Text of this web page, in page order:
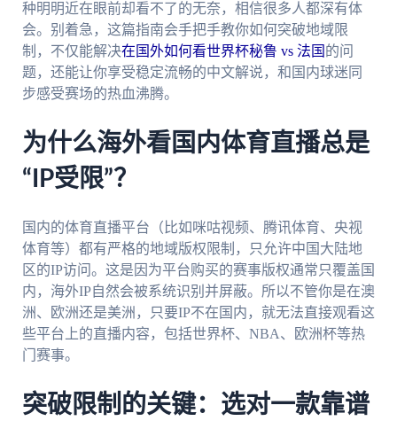
种明明近在眼前却看不了的无奈，相信很多人都深有体
会。别着急，这篇指南会手把手教你如何突破地域限
制，不仅能解决在国外如何看世界杯秘鲁 vs 法国 的问
题，还能让你享受稳定流畅的中文解说，和国内球迷同
步感受赛场的热血沸腾。
为什么海外看国内体育直播总是
“IP受限”？
国内的体育直播平台（比如咪咕视频、腾讯体育、央视
体育等）都有严格的地域版权限制，只允许中国大陆地
区的IP访问。这是因为平台购买的赛事版权通常只覆盖国
内，海外IP自然会被系统识别并屏蔽。所以不管你是在澳
洲、欧洲还是美洲，只要IP不在国内，就无法直接观看这
些平台上的直播内容，包括世界杯、NBA、欧洲杯等热
门赛事。
突破限制的关键：选对一款靠谱